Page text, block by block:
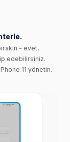
- evet,
edebilirsiniz.
11 yönetin.